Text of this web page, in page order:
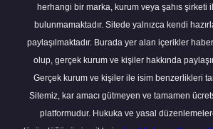
herhangi bir marka, kurum veya şahıs şirketi
bulunmamaktadır. Sitede yalnızca kendi
paylaşılmaktadır. Burada yer alan içerikler
olup, gerçek kurum ve kişiler hakkında
Gerçek kurum ve kişiler ile isim benzerlikleri
Sitemiz, kar amacı gütmeyen ve tamamen
platformudur. Hukuka ve yasal